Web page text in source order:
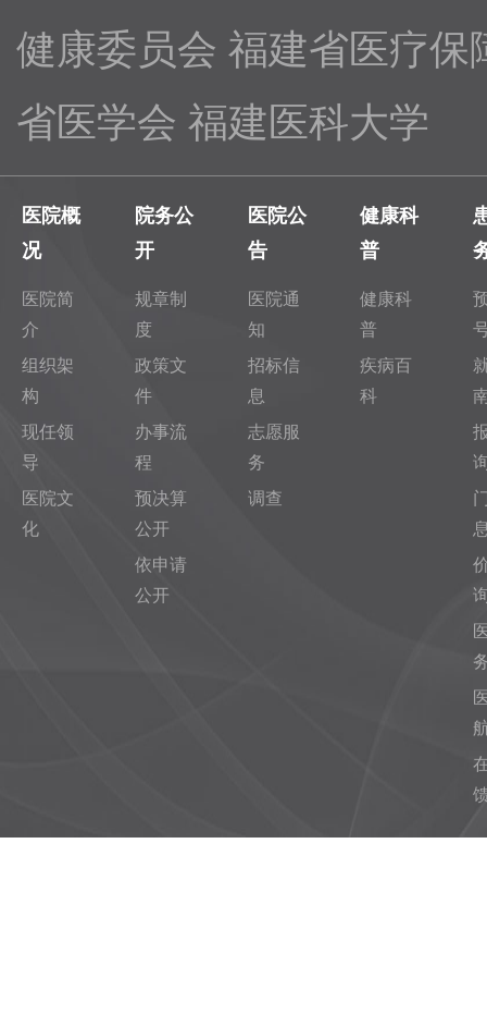
健康委员会 福建省医疗保
省医学会 福建医科大学
医院概
况
医院简
介
组织架
构
现任领
导
医院文
化
院务公
开
规章制
度
政策文
件
办事流
程
预决算
公开
依申请
公开
医院公
告
医院通
知
招标信
息
志愿服
务
调查
健康科
普
健康科
普
疾病百
科